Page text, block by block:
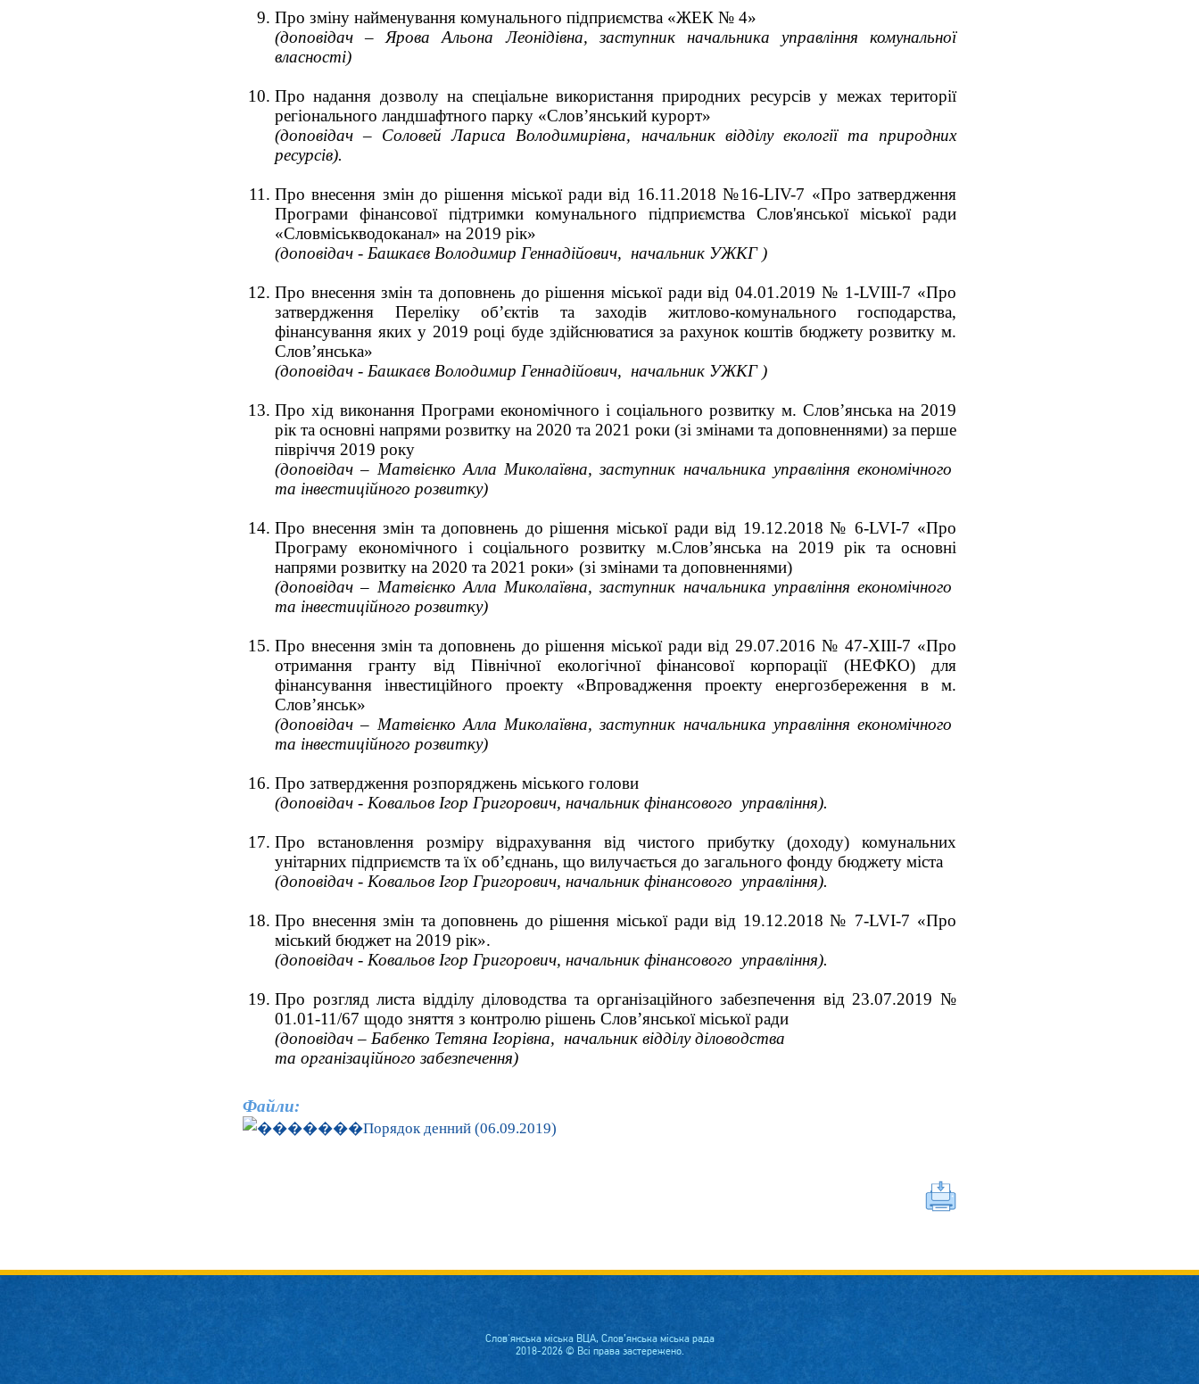
Про зміну найменування комунального підприємства «ЖЕК № 4»
(доповідач – Ярова Альона Леонідівна, заступник начальника управління комунальної
власності)
Про надання дозволу на спеціальне використання природних ресурсів у межах території
регіонального ландшафтного парку «Слов’янський курорт»
(доповідач – Соловей Лариса Володимирівна, начальник відділу екології та природних
ресурсів).
Про внесення змін до рішення міської ради від 16.11.2018 №16-LIV-7 «Про затвердження
Програми фінансової підтримки комунального підприємства Слов'янської міської ради
«Словміськводоканал» на 2019 рік»
(доповідач - Башкаєв Володимир Геннадійович, начальник УЖКГ )
Про внесення змін та доповнень до рішення міської ради від 04.01.2019 № 1-LVIІІ-7 «Про
затвердження Переліку об’єктів та заходів житлово-комунального господарства,
фінансування яких у 2019 році буде здійснюватися за рахунок коштів бюджету розвитку м.
Слов’янська»
(доповідач - Башкаєв Володимир Геннадійович, начальник УЖКГ )
Про хід виконання Програми економічного і соціального розвитку м. Слов’янська на 2019
рік та основні напрями розвитку на 2020 та 2021 роки (зі змінами та доповненнями) за перше
півріччя 2019 року
(доповідач – Матвієнко Алла Миколаївна, заступник начальника управління економічного
та інвестиційного розвитку)
Про внесення змін та доповнень до рішення міської ради від 19.12.2018 № 6-LVI-7 «Про
Програму економічного і соціального розвитку м.Слов’янська на 2019 рік та основні
напрями розвитку на 2020 та 2021 роки» (зі змінами та доповненнями)
(доповідач – Матвієнко Алла Миколаївна, заступник начальника управління економічного
та інвестиційного розвитку)
Про внесення змін та доповнень до рішення міської ради від 29.07.2016 № 47-XIII-7 «Про
отримання гранту від Північної екологічної фінансової корпорації (НЕФКО) для
фінансування інвестиційного проекту «Впровадження проекту енергозбереження в м.
Слов’янськ»
(доповідач – Матвієнко Алла Миколаївна, заступник начальника управління економічного
та інвестиційного розвитку)
Про затвердження розпоряджень міського голови
(доповідач - Ковальов Ігор Григорович, начальник фінансового управління).
Про встановлення розміру відрахування від чистого прибутку (доходу) комунальних
унітарних підприємств та їх об’єднань, що вилучається до загального фонду бюджету міста
(доповідач - Ковальов Ігор Григорович, начальник фінансового управління).
Про внесення змін та доповнень до рішення міської ради від 19.12.2018 № 7-LVI-7 «Про
міський бюджет на 2019 рік».
(доповідач - Ковальов Ігор Григорович, начальник фінансового управління).
Про розгляд листа відділу діловодства та організаційного забезпечення від 23.07.2019 №
01.01-11/67 щодо зняття з контролю рішень Слов’янської міської ради
(доповідач – Бабенко Тетяна Ігорівна, начальник відділу діловодства
та організаційного забезпечення)
Файли:
Порядок денний (06.09.2019)
Слов'янська міська ВЦА, Слов’янська міська рада
2018-2026 © Всі права застережено.